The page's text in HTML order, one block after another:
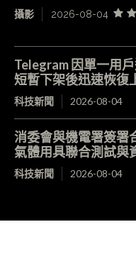
攝影 2026-08-04
Telegram 因單一用
短暫下架後迅速恢復
科技新聞 2026-08-04
消委會與機電署簽
氣體用具聯合測試與
科技新聞 2026-08-04